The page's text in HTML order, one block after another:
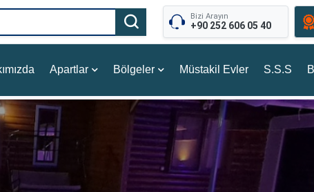
Bizi Arayın
+90 252 606 05 40
Apartlar Bölgeler Müstakil Evler S.S.S